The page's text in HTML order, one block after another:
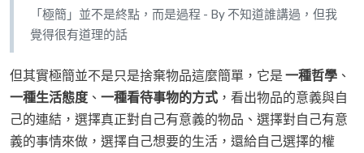
「極簡」並不是終點，而是過程 - By 不知道誰講過，但我
覺得很有道理的話
但其實極簡並不是只是捨棄物品這麼簡單，它是 一種哲學 、
一種生活態度 、 一種看待事物的方式 ，看出物品的意義與自
己的連結，選擇真正對自己有意義的物品、選擇對自己有意
義的事情來做，選擇自己想要的生活，還給自己選擇的權